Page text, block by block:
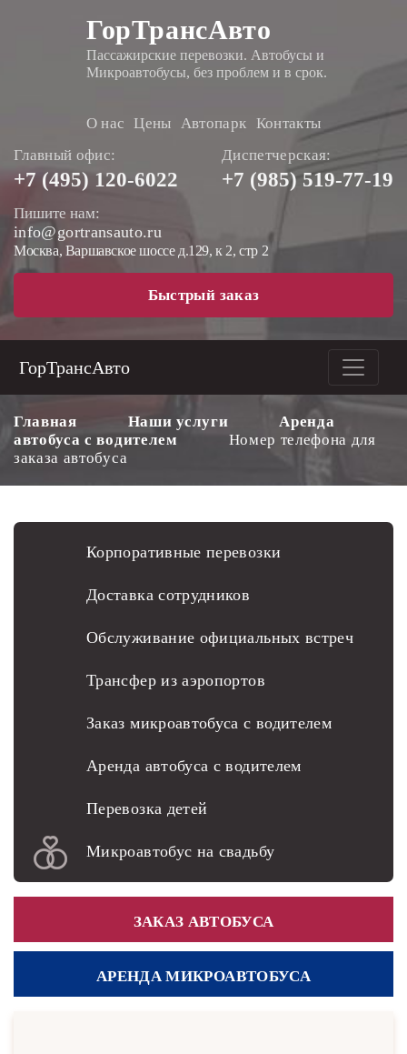
ГорТрансАвто
Пассажирские перевозки. Автобусы и
Микроавтобусы, без проблем и в срок.
О нас Цены Автопарк Контакты
Главный офис:
+7 (495) 120-6022
Диспетчерская:
+7 (985)519-77-19
Пишите нам:
info@gortransauto.ru
Москва, Варшавское шоссе д.129, к 2, стр 2
Быстрый заказ
ГорТрансАвто
Главная Наши услуги
Аренда
автобуса с водителем
Номер телефона для
заказа автобуса
Корпоративные перевозки
Доставка сотрудников
Обслуживание официальных встреч
Трансфер из аэропортов
Заказ микроавтобуса с водителем
Аренда автобуса с водителем
Перевозка детей
Микроавтобус на свадьбу
ЗАКАЗ АВТОБУСА
АРЕНДА МИКРОАВТОБУСА